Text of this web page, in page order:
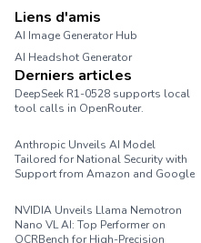
Liens d'amis
AI Image Generator Hub
AI Headshot Generator
Derniers articles
DeepSeek R1-0528 supports local
tool calls in OpenRouter.
Anthropic Unveils AI Model
Tailored for National Security with
Support from Amazon and Google
NVIDIA Unveils Llama Nemotron
Nano VL AI: Top Performer on
OCRBench for High-Precision